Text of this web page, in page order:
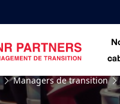
Managers de transition